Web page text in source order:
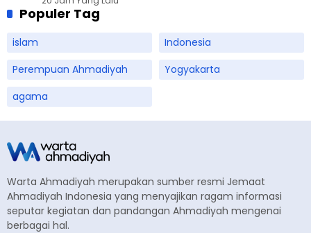
Populer Tag
islam
Indonesia
Perempuan Ahmadiyah
Yogyakarta
agama
Warta Ahmadiyah merupakan sumber resmi Jemaat
Ahmadiyah Indonesia yang menyajikan ragam informasi
seputar kegiatan dan pandangan Ahmadiyah mengenai
berbagai hal.